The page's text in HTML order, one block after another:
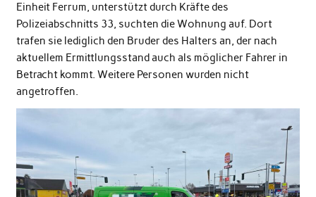
Einheit Ferrum, unterstützt durch Kräfte des
Polizeiabschnitts 33, suchten die Wohnung auf. Dort
trafen sie lediglich den Bruder des Halters an, der nach
aktuellem Ermittlungsstand auch als möglicher Fahrer in
Betracht kommt. Weitere Personen wurden nicht
angetroffen.